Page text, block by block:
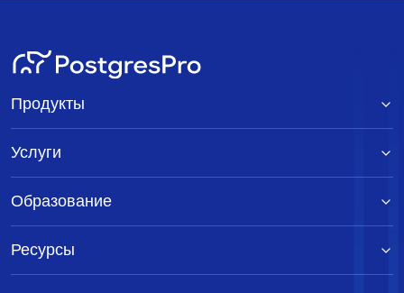
Продукты
Услуги
Образование
Ресурсы